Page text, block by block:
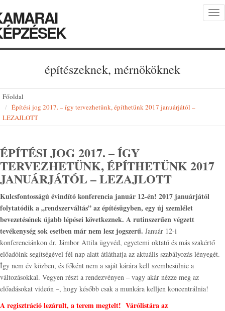
építészeknek, mérnököknek
Főoldal
Építési jog 2017. – így tervezhetünk, építhetünk 2017 januárjától –
LEZAJLOTT
ÉPÍTÉSI JOG 2017. – ÍGY
TERVEZHETÜNK, ÉPÍTHETÜNK 2017
JANUÁRJÁTÓL – LEZAJLOTT
Kulcsfontosságú évindító konferencia január 12-én! 2017 januárjától
folytatódik a „rendszerváltás” az építésügyben, egy új szemlélet
bevezetésének újabb lépései következnek. A rutinszerűen végzett
tevékenység sok esetben már nem lesz jogszerű. Január 12-i
konferenciánkon dr. Jámbor Attila ügyvéd, egyetemi oktató és más szakértő
előadóink segítségével fél nap alatt átláthatja az aktuális szabályozás lényegét.
Így nem év közben, és főként nem a saját kárára kell szembesülnie a
változásokkal. Vegyen részt a rendezvényen – vagy akár nézze meg az
előadásokat videón –, hogy később csak a munkára kelljen koncentrálnia!
A regisztráció lezárult, a terem megtelt! Várólistára az